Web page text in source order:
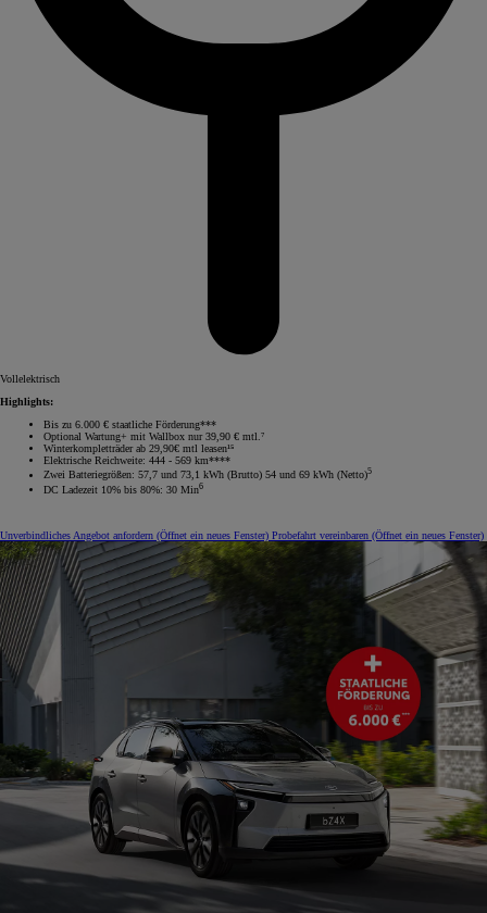
Vollelektrisch
Highlights:
Bis zu 6.000 € staatliche Förderung***
Optional Wartung+ mit Wallbox nur 39,90 € mtl.⁷
Winterkompletträder ab 29,90€ mtl leasen¹⁵
Elektrische Reichweite: 444 - 569 km****
Zwei Batteriegrößen: 57,7 und 73,1 kWh (Brutto) 54 und 69 kWh (Netto)5
DC Ladezeit 10% bis 80%: 30 Min6
Unverbindliches Angebot anfordern (Öffnet ein neues Fenster) Probefahrt vereinbaren (Öffnet ein neues Fenster)